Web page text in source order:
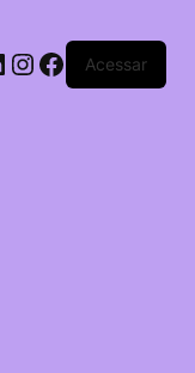
Acessar